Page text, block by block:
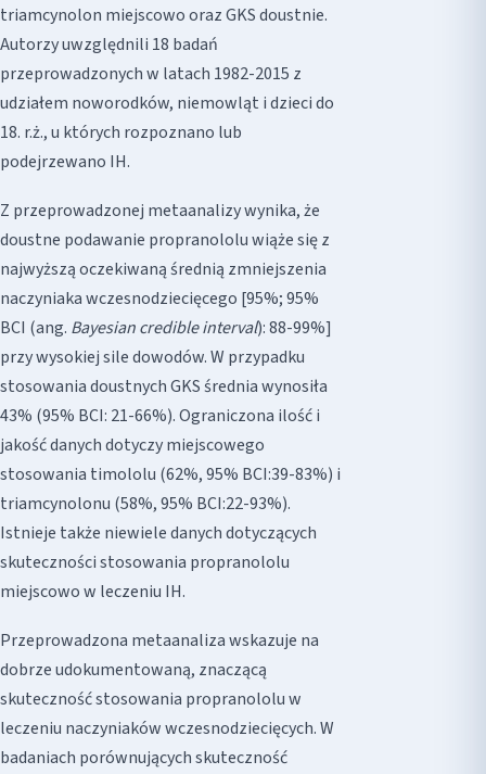
triamcynolon miejscowo oraz GKS doustnie.
Autorzy uwzględnili 18 badań
przeprowadzonych w latach 1982-2015 z
udziałem noworodków, niemowląt i dzieci do
18. r.ż., u których rozpoznano lub
podejrzewano IH.
Z przeprowadzonej metaanalizy wynika, że
doustne podawanie propranololu wiąże się z
najwyższą oczekiwaną średnią zmniejszenia
naczyniaka wczesnodziecięcego [95%; 95%
BCI (ang. Bayesian credible interval): 88-99%]
przy wysokiej sile dowodów. W przypadku
stosowania doustnych GKS średnia wynosiła
43% (95% BCI: 21-66%). Ograniczona ilość i
jakość danych dotyczy miejscowego
stosowania timololu (62%, 95% BCI:39-83%) i
triamcynolonu (58%, 95% BCI:22-93%).
Istnieje także niewiele danych dotyczących
skuteczności stosowania propranololu
miejscowo w leczeniu IH.
Przeprowadzona metaanaliza wskazuje na
dobrze udokumentowaną, znaczącą
skuteczność stosowania propranololu w
leczeniu naczyniaków wczesnodziecięcych. W
badaniach porównujących skuteczność